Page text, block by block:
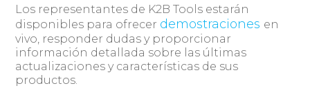
Los representantes de K2B Tools estarán
disponibles para ofrecer demostraciones en
vivo, responder dudas y proporcionar
información detallada sobre las últimas
actualizaciones y características de sus
productos.